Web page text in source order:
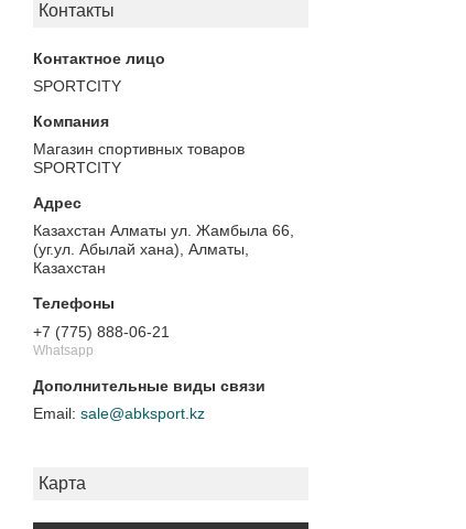
Контакты
SPORTCITY
Магазин спортивных товаров
SPORTCITY
Казахстан Алматы ул. Жамбыла 66,
(уг.ул. Абылай хана), Алматы,
Казахстан
+7 (775) 888-06-21
Whatsapp
sale@abksport.kz
Карта